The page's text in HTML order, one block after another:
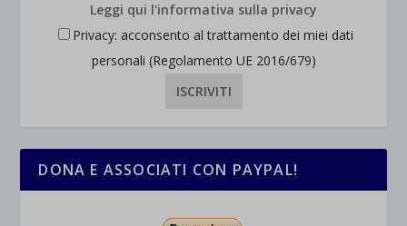
Leggi qui l'informativa sulla privacy
Privacy: acconsento al trattamento dei miei dati
personali (Regolamento UE 2016/679)
DONA E ASSOCIATI CON PAYPAL!